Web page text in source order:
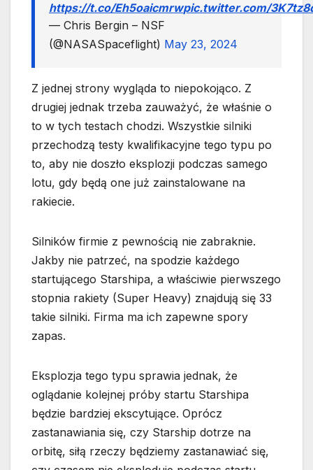
https://t.co/Eh5oaicmrwpic.twitter.com/
— Chris Bergin – NSF
(@NASASpaceflight) May 23, 2024
Z jednej strony wygląda to niepokojąco. Z
drugiej jednak trzeba zauważyć, że właśnie o
to w tych testach chodzi. Wszystkie silniki
przechodzą testy kwalifikacyjne tego typu po
to, aby nie doszło eksplozji podczas samego
lotu, gdy będą one już zainstalowane na
rakiecie.
Silników firmie z pewnością nie zabraknie.
Jakby nie patrzeć, na spodzie każdego
startującego Starshipa, a właściwie pierwszego
stopnia rakiety (Super Heavy) znajdują się 33
takie silniki. Firma ma ich zapewne spory
zapas.
Eksplozja tego typu sprawia jednak, że
oglądanie kolejnej próby startu Starshipa
będzie bardziej ekscytujące. Oprócz
zastanawiania się, czy Starship dotrze na
orbitę, siłą rzeczy będziemy zastanawiać się,